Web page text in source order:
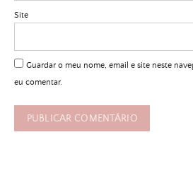
Site
Guardar o meu nome, email e site neste
eu comentar.